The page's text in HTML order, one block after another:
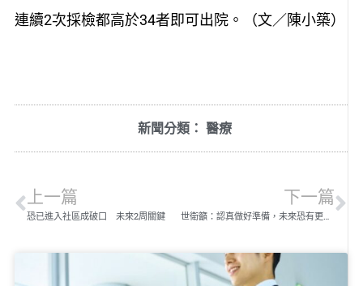
連續2次採檢都高於34者即可出院。（文／陳小築）
新聞分類： 醫療
上一篇
恐已進入社區成破口 未來2周關鍵
下一篇
世衛籲：認真做好準備，未來恐有更嚴重大流行病